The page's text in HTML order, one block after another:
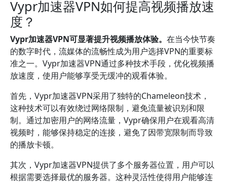
Vypr加速器VPN如何提高视频播放速
度？
Vypr加速器VPN可显著提升视频播放体验。 在当今快节奏
的数字时代，流媒体的流畅性成为用户选择VPN的重要标
准之一。Vypr加速器VPN通过多种技术手段，优化视频播
放速度，使用户能够享受无缓冲的观看体验。
首先，Vypr加速器VPN采用了独特的Chameleon技术，
这种技术可以有效绕过网络限制，避免流量被识别和限
制。通过加密用户的网络流量，Vypr确保用户在观看高清
视频时，能够保持稳定的连接，避免了因带宽限制而导致
的播放卡顿。
其次，Vypr加速器VPN提供了多个服务器位置，用户可以
根据需要选择最优的服务器。这种灵活性使得用户能够连